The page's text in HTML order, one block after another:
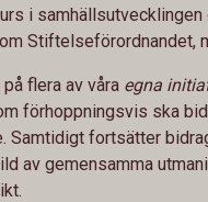
i
Stiftelseförordnandet,
flera av våra egna
förhoppningsvis ska
Samtidigt fortsätter
av gemensamma